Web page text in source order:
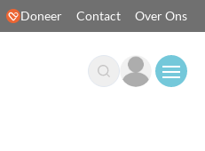
Doneer Contact Over Ons